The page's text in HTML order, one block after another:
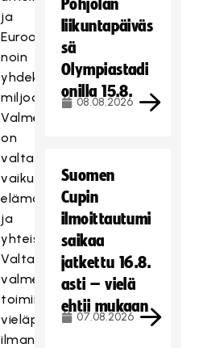
ja
Euroopassa
noin
yhdeksän
miljoonaa.
Valmentajilla
on
valtava
vaikutus
elämäämme
ja
yhteiskuntaamme.
Valtaosa
valmentajista
toimii
vieläpä
ilman
Pohjolan
liikuntapäiväs
sä
Olympiastadi
onilla 15.8.
08.08.2026
Suomen
Cupin
ilmoittautumi
saikaa
jatkettu 16.8.
asti – vielä
ehtii mukaan
07.08.2026